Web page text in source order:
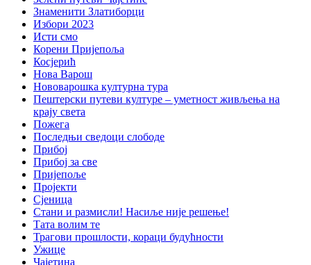
Знаменити Златиборци
Избори 2023
Исти смо
Корени Пријепоља
Косјерић
Нова Варош
Нововарошка културна тура
Пештерски путеви културе – уметност живљења на
крају света
Пожега
Последњи сведоци слободе
Прибој
Прибој за све
Пријепоље
Пројекти
Сјеница
Стани и размисли! Насиље није решење!
Тата волим те
Трагови прошлости, кораци будућности
Ужице
Чајетина